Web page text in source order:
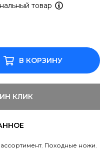
товар
В КОРЗИНУ
КЛИК
, Походные ножи,